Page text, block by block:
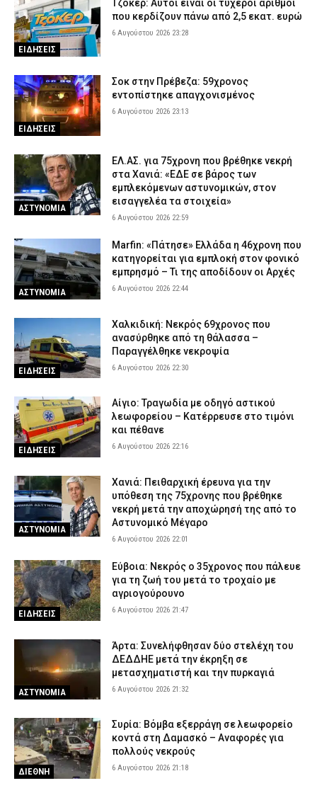
του 26χρονου Αφγανού για τη βαλίτσα με τη σορό
ΑΣΤΥΝΟΜΙΑ 6 Αυγούστου 2026 17:15
Σαμοθράκη: Επιχείρηση διάσωσης 15χρονης που τραυματίστηκε
στο κεφάλι στη Γριά Βάθρα
ΕΙΔΗΣΕΙΣ 6 Αυγούστου 2026 17:02
Χαλκιδική: Πυροσβέστες έσβησαν μέσα σε 15 λεπτά φωτιά στο
Πόρτο Καρράς
ΕΙΔΗΣΕΙΣ 6 Αυγούστου 2026 16:50
Meteo: Πότε αρχίζει η περίοδος των δασικών πυρκαγιών στην
Ελλάδα – Οι έξι πιο επικίνδυνες εβδομάδες του έτους
ΕΙΔΗΣΕΙΣ 6 Αυγούστου 2026 16:37
ΕΙΔΗΣΕΙΣ
Τζόκερ: Αυτοί είναι οι τυχεροί αριθμοί
που κερδίζουν πάνω από 2,5 εκατ. ευρώ
6 Αυγούστου 2026 23:28
ΕΙΔΗΣΕΙΣ
Σοκ στην Πρέβεζα: 59χρονος
εντοπίστηκε απαγχονισμένος
6 Αυγούστου 2026 23:13
ΑΣΤΥΝΟΜΙΑ
ΕΛ.ΑΣ. για 75χρονη που βρέθηκε νεκρή
στα Χανιά: «ΕΔΕ σε βάρος των
εμπλεκόμενων αστυνομικών, στον
εισαγγελέα τα στοιχεία»
6 Αυγούστου 2026 22:59
ΑΣΤΥΝΟΜΙΑ
Marfin: «Πάτησε» Ελλάδα η 46χρονη που
κατηγορείται για εμπλοκή στον φονικό
εμπρησμό – Τι της αποδίδουν οι Αρχές
6 Αυγούστου 2026 22:44
ΕΙΔΗΣΕΙΣ
Χαλκιδική: Νεκρός 69χρονος που
ανασύρθηκε από τη θάλασσα –
Παραγγέλθηκε νεκροψία
6 Αυγούστου 2026 22:30
ΕΙΔΗΣΕΙΣ
Αίγιο: Τραγωδία με οδηγό αστικού
λεωφορείου – Κατέρρευσε στο τιμόνι
και πέθανε
6 Αυγούστου 2026 22:16
ΑΣΤΥΝΟΜΙΑ
Χανιά: Πειθαρχική έρευνα για την
υπόθεση της 75χρονης που βρέθηκε
νεκρή μετά την αποχώρησή της από το
Αστυνομικό Μέγαρο
6 Αυγούστου 2026 22:01
ΕΙΔΗΣΕΙΣ
Εύβοια: Νεκρός ο 35χρονος που πάλευε
για τη ζωή του μετά το τροχαίο με
αγριογούρουνο
6 Αυγούστου 2026 21:47
ΑΣΤΥΝΟΜΙΑ
Άρτα: Συνελήφθησαν δύο στελέχη του
ΔΕΔΔΗΕ μετά την έκρηξη σε
μετασχηματιστή και την πυρκαγιά
6 Αυγούστου 2026 21:32
ΔΙΕΘΝΗ
Συρία: Βόμβα εξερράγη σε λεωφορείο
κοντά στη Δαμασκό – Αναφορές για
πολλούς νεκρούς
6 Αυγούστου 2026 21:18